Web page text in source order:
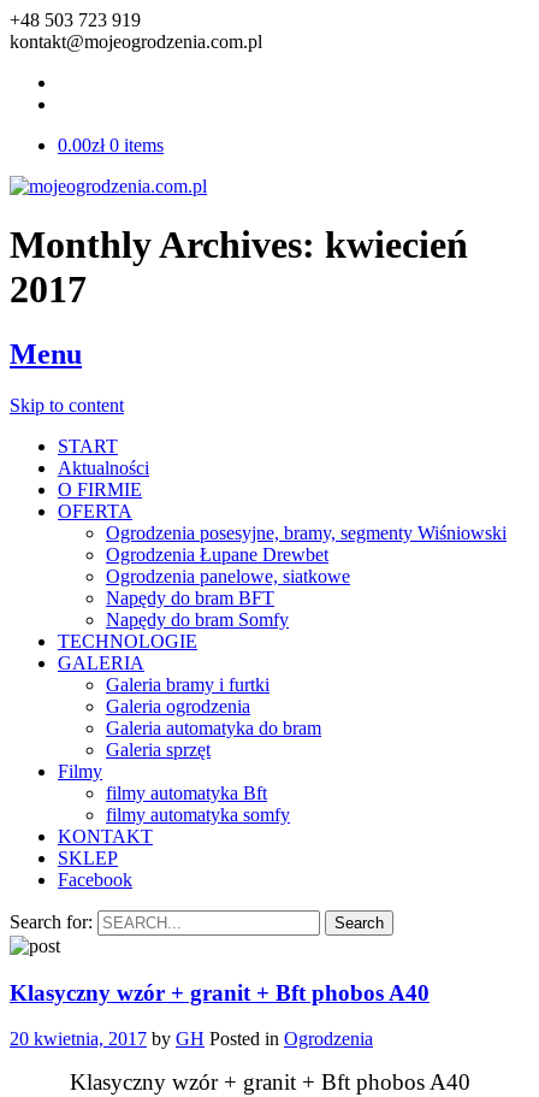
+48 503 723 919
kontakt@mojeogrodzenia.com.pl
0.00zł0 items
Monthly Archives: kwiecień
2017
Menu
Skip to content
START
Aktualności
O FIRMIE
OFERTA
Ogrodzenia posesyjne, bramy, segmenty Wiśniowski
Ogrodzenia Łupane Drewbet
Ogrodzenia panelowe, siatkowe
Napędy do bram BFT
Napędy do bram Somfy
TECHNOLOGIE
GALERIA
Galeria bramy i furtki
Galeria ogrodzenia
Galeria automatyka do bram
Galeria sprzęt
Filmy
filmy automatyka Bft
filmy automatyka somfy
KONTAKT
SKLEP
Facebook
Search for:
Klasyczny wzór + granit + Bft phobos A40
20 kwietnia, 2017 by GH Posted in Ogrodzenia
Klasyczny wzór + granit + Bft phobos A40